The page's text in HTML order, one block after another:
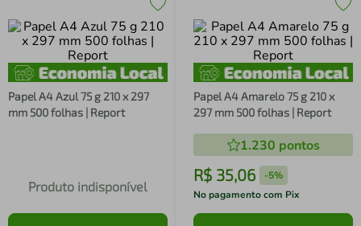
Papel A4 Azul 75 g 210 x 297
mm 500 folhas | Report
Produto indisponível
Papel A4 Amarelo 75 g 210 x
297 mm 500 folhas | Report
1.230 pontos
R$ 35,06 -5%
No pagamento com Pix